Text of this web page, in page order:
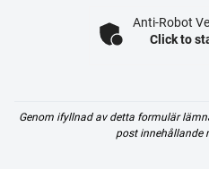
Anti-Robot
Click to
Genom ifyllnad av detta formulär
post innehållande